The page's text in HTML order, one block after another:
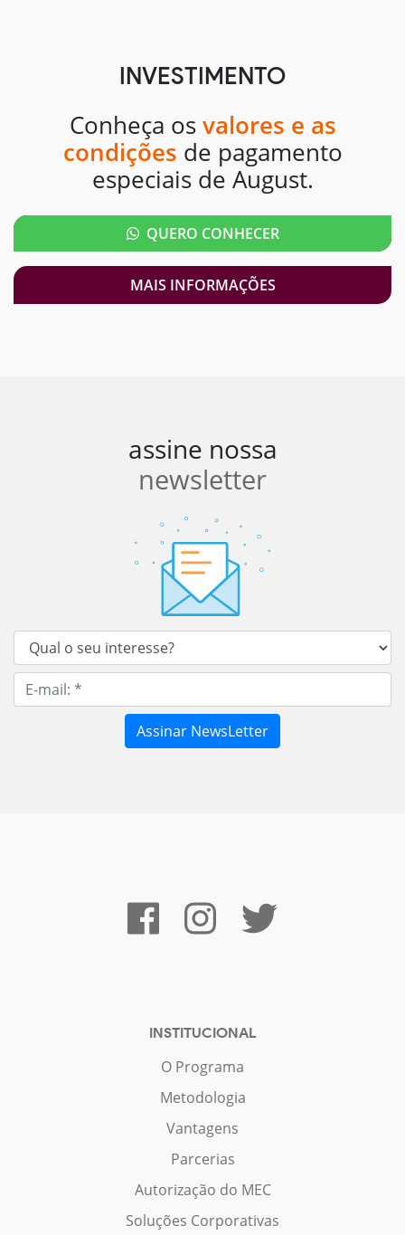
INVESTIMENTO
Conheça os valores e as
condições de pagamento
especiais de August.
QUERO CONHECER
MAIS INFORMAÇÕES
assine nossa
newsletter
INSTITUCIONAL
O Programa
Metodologia
Vantagens
Parcerias
Autorização do MEC
Soluções Corporativas